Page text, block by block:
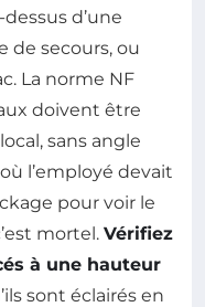
d’une
de secours, ou
La norme NF
doivent être
sans angle
l’employé devait
pour voir le
mortel. Vérifiez
à une hauteur
sont éclairés en